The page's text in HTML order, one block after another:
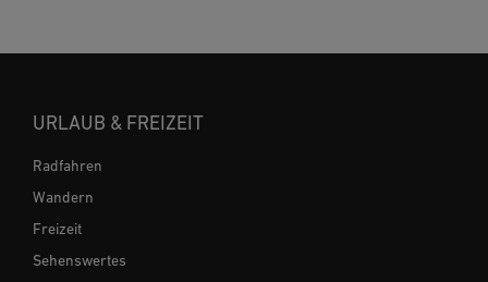
URLAUB & FREIZEIT
Radfahren
Wandern
Freizeit
Sehenswertes